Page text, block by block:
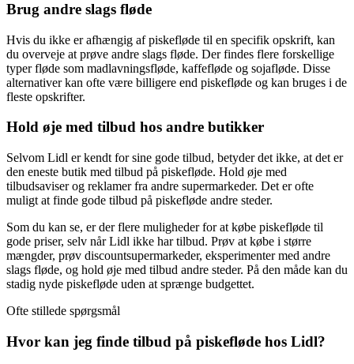
Brug andre slags fløde
Hvis du ikke er afhængig af piskefløde til en specifik opskrift, kan
du overveje at prøve andre slags fløde. Der findes flere forskellige
typer fløde som madlavningsfløde, kaffefløde og sojafløde. Disse
alternativer kan ofte være billigere end piskefløde og kan bruges i de
fleste opskrifter.
Hold øje med tilbud hos andre butikker
Selvom Lidl er kendt for sine gode tilbud, betyder det ikke, at det er
den eneste butik med tilbud på piskefløde. Hold øje med
tilbudsaviser og reklamer fra andre supermarkeder. Det er ofte
muligt at finde gode tilbud på piskefløde andre steder.
Som du kan se, er der flere muligheder for at købe piskefløde til
gode priser, selv når Lidl ikke har tilbud. Prøv at købe i større
mængder, prøv discountsupermarkeder, eksperimenter med andre
slags fløde, og hold øje med tilbud andre steder. På den måde kan du
stadig nyde piskefløde uden at sprænge budgettet.
Ofte stillede spørgsmål
Hvor kan jeg finde tilbud på piskefløde hos Lidl?